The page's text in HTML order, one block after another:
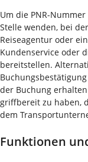
Um die PNR-
Stelle wenden, bei
Reiseagentur oder
Kundenservice oder
bereitstellen.
der Buchung
griffbereit zu haben,
dem
Funktionen